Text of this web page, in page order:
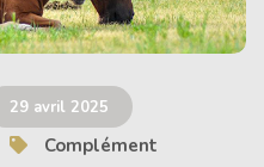
29 avril 2025
Complément